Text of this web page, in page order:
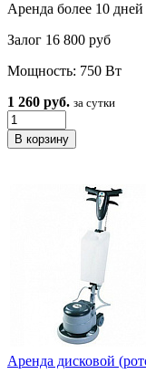
Аренда более 10 дней
Залог 16 800 руб
Мощность: 750 Вт
1 260 руб. за сутки
Аренда дисковой